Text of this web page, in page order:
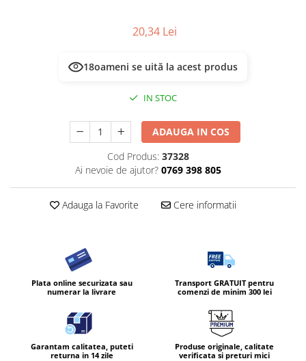
20,34 Lei
18oameni se uită la acest produs
IN STOC
ADAUGA IN COS
Cod Produs: 37328
Ai nevoie de ajutor? 0769 398 805
Adauga la Favorite Cere informatii
Plata online securizata sau
numerar la livrare
Transport GRATUIT pentru
comenzi de minim 300 lei
Garantam calitatea, puteti
returna in 14 zile
Produse originale, calitate
verificata si preturi mici